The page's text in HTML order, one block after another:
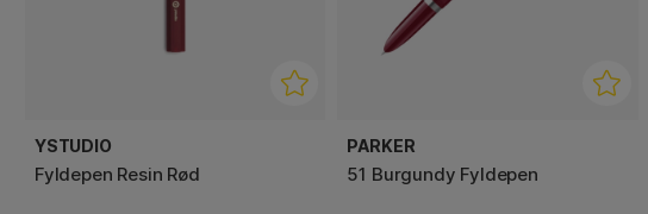
YSTUDIO
Fyldepen Resin Rød
PARKER
51 Burgundy Fyldepen